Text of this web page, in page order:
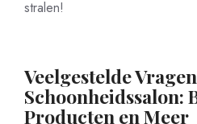
stralen!
Veelgestelde
Schoonheidssalon:
Producten en Meer